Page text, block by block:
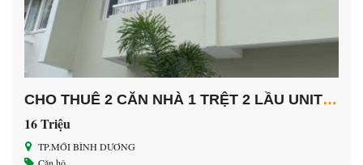
CHO THUÊ 2 CĂN NHÀ 1 TRỆT 2 LẦU UNITOWN TP.MỚI BÌNH DƯƠNG
16 Triệu
TP.MỚI BÌNH DƯƠNG